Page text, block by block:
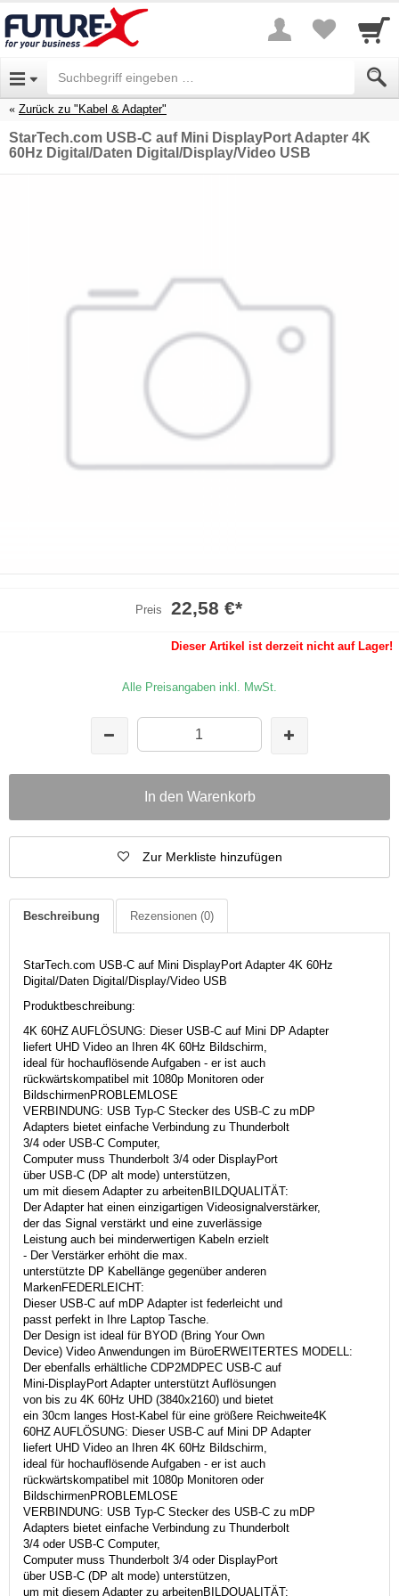
Zurück zu "Kabel & Adapter"
StarTech.com USB-C auf Mini DisplayPort Adapter 4K
60Hz Digital/Daten Digital/Display/Video USB
Preis 22,58 €*
Dieser Artikel ist derzeit nicht auf Lager!
Alle Preisangaben inkl. MwSt.
In den Warenkorb
Zur Merkliste hinzufügen
Beschreibung Rezensionen (0)
StarTech.com USB-C auf Mini DisplayPort Adapter 4K 60Hz
Digital/Daten Digital/Display/Video USB
Produktbeschreibung:
4K 60HZ AUFLÖSUNG: Dieser USB-C auf Mini DP Adapter
liefert UHD Video an Ihren 4K 60Hz Bildschirm,
ideal für hochauflösende Aufgaben - er ist auch
rückwärtskompatibel mit 1080p Monitoren oder
BildschirmenPROBLEMLOSE
VERBINDUNG: USB Typ-C Stecker des USB-C zu mDP
Adapters bietet einfache Verbindung zu Thunderbolt
3/4 oder USB-C Computer,
Computer muss Thunderbolt 3/4 oder DisplayPort
über USB-C (DP alt mode) unterstützen,
um mit diesem Adapter zu arbeitenBILDQUALITÄT:
Der Adapter hat einen einzigartigen Videosignalverstärker,
der das Signal verstärkt und eine zuverlässige
Leistung auch bei minderwertigen Kabeln erzielt
- Der Verstärker erhöht die max.
unterstützte DP Kabellänge gegenüber anderen
MarkenFEDERLEICHT:
Dieser USB-C auf mDP Adapter ist federleicht und
passt perfekt in Ihre Laptop Tasche.
Der Design ist ideal für BYOD (Bring Your Own
Device) Video Anwendungen im BüroERWEITERTES MODELL:
Der ebenfalls erhältliche CDP2MDPEC USB-C auf
Mini-DisplayPort Adapter unterstützt Auflösungen
von bis zu 4K 60Hz UHD (3840x2160) und bietet
ein 30cm langes Host-Kabel für eine größere Reichweite4K
60HZ AUFLÖSUNG: Dieser USB-C auf Mini DP Adapter
liefert UHD Video an Ihren 4K 60Hz Bildschirm,
ideal für hochauflösende Aufgaben - er ist auch
rückwärtskompatibel mit 1080p Monitoren oder
BildschirmenPROBLEMLOSE
VERBINDUNG: USB Typ-C Stecker des USB-C zu mDP
Adapters bietet einfache Verbindung zu Thunderbolt
3/4 oder USB-C Computer,
Computer muss Thunderbolt 3/4 oder DisplayPort
über USB-C (DP alt mode) unterstützen,
um mit diesem Adapter zu arbeitenBILDQUALITÄT: